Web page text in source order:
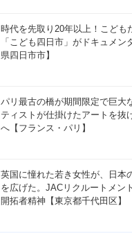
時代を先取り20年以上！こども
「こども四日市」がドキュメン
県四日市市】
パリ最古の橋が期間限定で巨大
ティストが仕掛けたアートを抜
へ【フランス・パリ】
英国に憧れた若き女性が、日本
を広げた。JACリクルートメン
開拓者精神【東京都千代田区】